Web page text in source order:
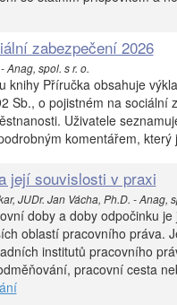
zabezpečení 2026
Anag, spol. s r. o.
knihy Příručka obsahuje
Sb., o pojistném na sociální
Uživatele
komentářem, který
její souvislosti v praxi
JUDr. Jan Vácha, Ph.D. - Anag,
doby a doby odpočinku
oblastí pracovního práva.
institutů pracovního
pracovní cesta